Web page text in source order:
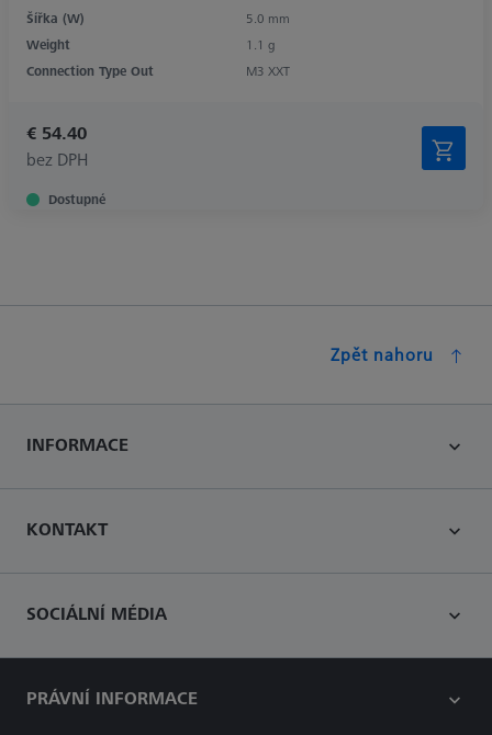
Šířka (W)
5.0 mm
Weight
1.1 g
Connection Type Out
M3 XXT
€ 54.40
bez DPH
Dostupné
Zpět nahoru
INFORMACE
KONTAKT
SOCIÁLNÍ MÉDIA
PRÁVNÍ INFORMACE